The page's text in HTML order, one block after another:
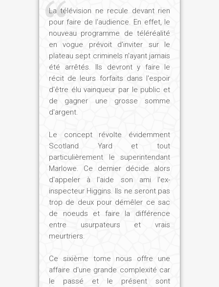
La télévision ne recule devant rien
pour faire de l'audience. En effet, le
nouveau programme de téléréalité
en vogue prévoit d'inviter sur le
plateau sept criminels n'ayant jamais
été arrêtés. Ils devront y faire le
récit de leurs forfaits dans l'espoir
d'être élu vainqueur par le public et
de gagner une grosse somme
d'argent.
Le concept révolte évidemment
Scotland Yard et tout
particulièrement le superintendant
Marlowe. Ce dernier décide alors
d'appeler à l'aide son ami l'ex-
inspecteur Higgins. Ils ne seront pas
trop de deux pour démêler ce sac
de noeuds et faire la différence
entre usurpateurs et vrais
meurtriers.
Ce sixième tome nous offre une
affaire d'une grande complexité car
le passé et le présent sont